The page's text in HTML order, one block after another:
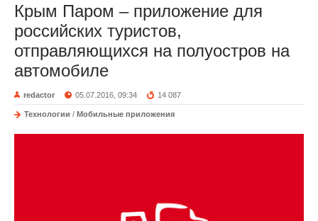
Крым Паром – приложение для
российских туристов,
отправляющихся на полуостров на
автомобиле
redactor 05.07.2016, 09:34 14 087
Технологии / Мобильные приложения